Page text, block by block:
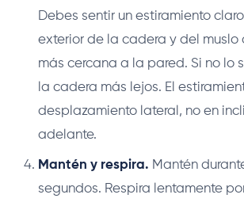
Debes sentir un estiramiento
exterior de la cadera y del muslo
más cercana a la pared. Si no lo
la cadera más lejos. El
desplazamiento lateral, no en
adelante.
Mantén y respira. Mantén
segundos. Respira lentamente